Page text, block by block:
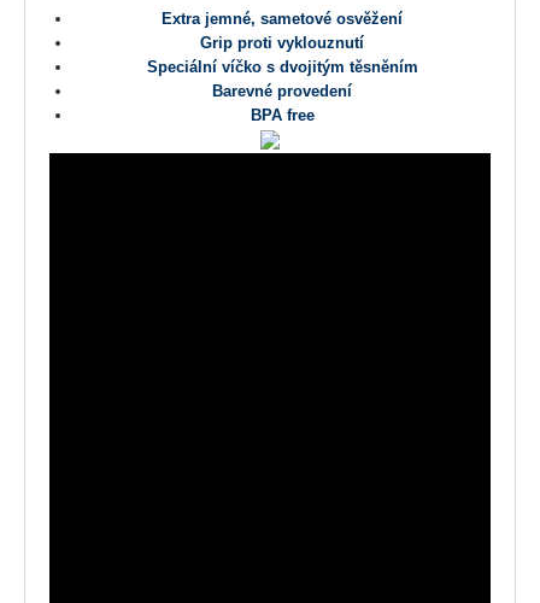
Extra jemné, sametové osvěžení
Grip proti vyklouznutí
Speciální víčko s dvojitým těsněním
Barevné provedení
BPA free